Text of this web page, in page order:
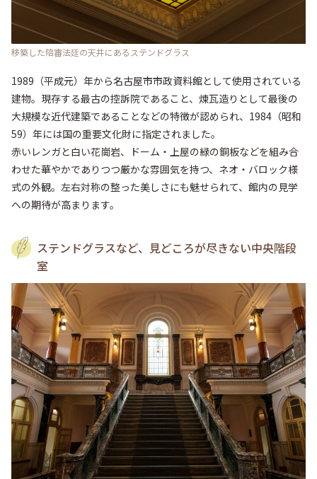
移築した陪審法廷の天井にあるステンドグラス
1989（平成元）年から名古屋市市政資料館として使用されている
建物。現存する最古の控訴院であること、煉瓦造りとして最後の
大規模な近代建築であることなどの特徴が認められ、1984（昭和
59）年には国の重要文化財に指定されました。
赤いレンガと白い花崗岩、ドーム・上屋の緑の銅板などを組み合
わせた華やかでありつつ厳かな雰囲気を持つ、ネオ・バロック様
式の外観。左右対称の整った美しさにも魅せられて、館内の見学
への期待が高まります。
ステンドグラスなど、見どころが尽きない中央階段
室